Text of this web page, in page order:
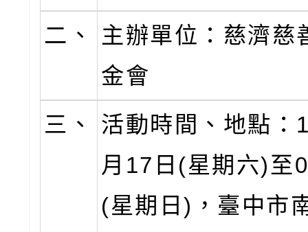
二、
主辦單位：慈濟慈
金會
三、
活動時間、地點：
月17日(星期六)至
(星期日)，臺中市